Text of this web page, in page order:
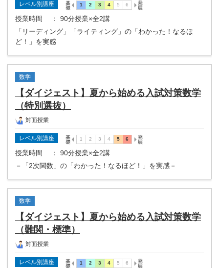
レベル別講座
授業時間
： 90分授業×全2講
「リーディング」「ライティング」の「わかった！なるほ
ど！」を実感
数学
【ダイジェスト】夏から始める入試対策数学
（特別選抜）
対面授業
レベル別講座
授業時間
： 90分授業×全2講
－「2次関数」の「わかった！なるほど！」を実感－
数学
【ダイジェスト】夏から始める入試対策数学
（難関・標準）
対面授業
レベル別講座